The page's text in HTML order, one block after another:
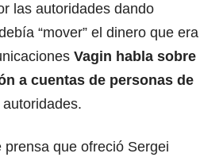
las autoridades dando
“mover” el dinero que era
Vagin habla sobre
a cuentas de personas de
que ofreció Sergei